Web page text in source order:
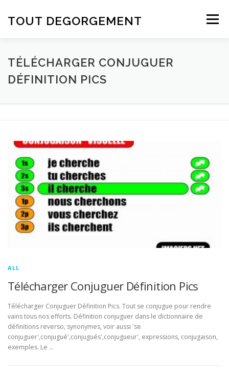
TOUT DEGORGEMENT Menu
TÉLÉCHARGER CONJUGUER
DÉFINITION PICS
ALL
Télécharger Conjuguer Définition Pics
Télécharger Conjuguer Définition Pics. Tout se conjugue pour rendre
vains tous nos efforts. Définition conjuguer dans le dictionnaire de
définitions reverso, synonymes, voir aussi 'se
conjuguer',conjugué',conjugués',conjugueur', expressions, conjugaison,
exemples. Le …